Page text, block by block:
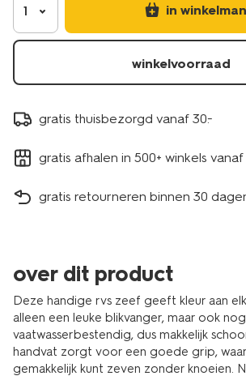
1 in
winkelvoorraad
gratis thuisbezorgd vanaf 30.-
gratis afhalen in 500+ winkels vanaf
gratis retourneren binnen 30
over dit product
Deze handige rvs zeef geeft kleur aan
alleen een leuke blikvanger, maar ook
vaatwasserbestendig, dus makkelijk
handvat zorgt voor een goede grip,
gemakkelijk kunt zeven zonder knoeien.